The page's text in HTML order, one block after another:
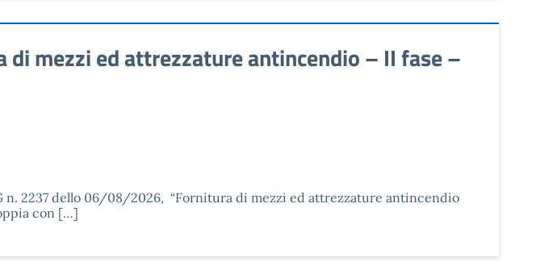
mezzi ed attrezzature antincendio – II fase –
n. 2237 dello 06/08/2026, “Fornitura di mezzi ed attrezzature antincendio
con […]